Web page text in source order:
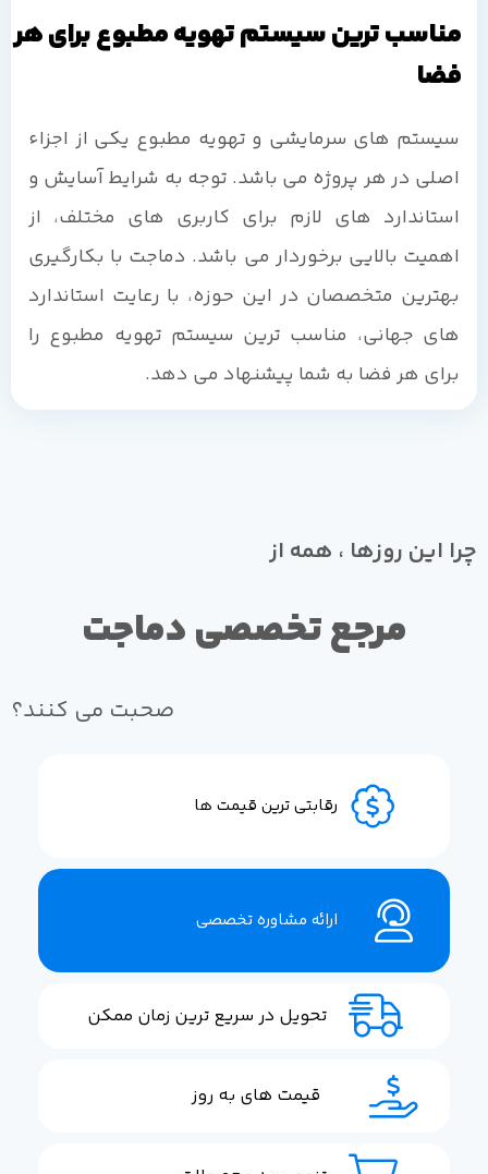
مناسب ترین سیستم تهویه مطبوع برای هر
فضا
سیستم های سرمایشی و تهویه مطبوع یکی از اجزاء
اصلی در هر پروژه می باشد. توجه به شرایط آسایش و
استاندارد های لازم برای کاربری های مختلف، از
اهمیت بالایی برخوردار می باشد. دماجت با بکارگیری
بهترین متخصصان در این حوزه، با رعایت استاندارد
های جهانی، مناسب ترین سیستم تهویه مطبوع را
برای هر فضا به شما پیشنهاد می دهد.
چرا این روزها ، همه از
مرجع تخصصی دماجت
صحبت می کنند؟
رقابتی ترین قیمت ها
ارائه مشاوره تخصصی
تحویل در سریع ترین زمان ممکن
قیمت های به روز